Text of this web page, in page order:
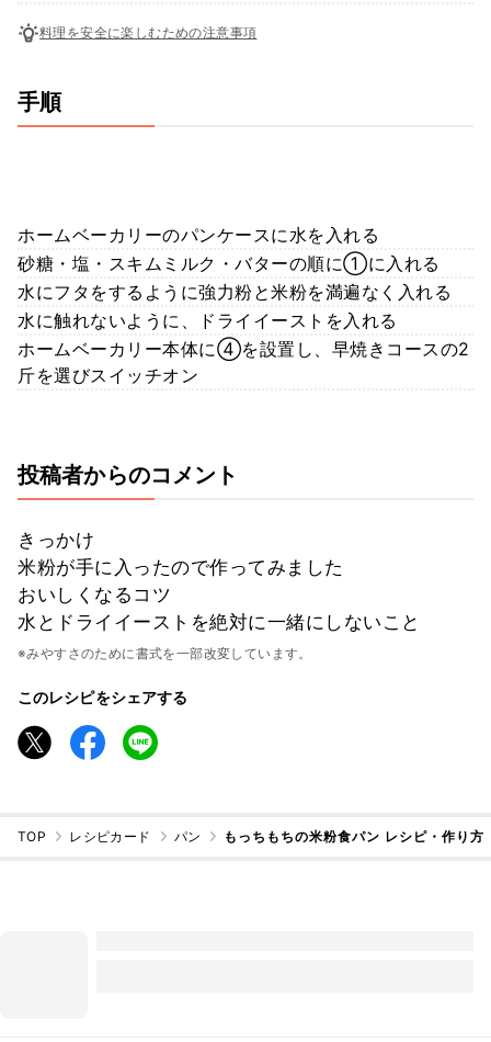
料理を安全に楽しむための注意事項
手順
ホームベーカリーのパンケースに水を入れる
砂糖・塩・スキムミルク・バターの順に①に入れる
水にフタをするように強力粉と米粉を満遍なく入れる
水に触れないように、ドライイーストを入れる
ホームベーカリー本体に④を設置し、早焼きコースの2
斤を選びスイッチオン
投稿者からのコメント
きっかけ
米粉が手に入ったので作ってみました
おいしくなるコツ
水とドライイーストを絶対に一緒にしないこと
※みやすさのために書式を一部改変しています。
このレシピをシェアする
TOP レシピカード パン もっちもちの米粉食パン レシピ・作り方